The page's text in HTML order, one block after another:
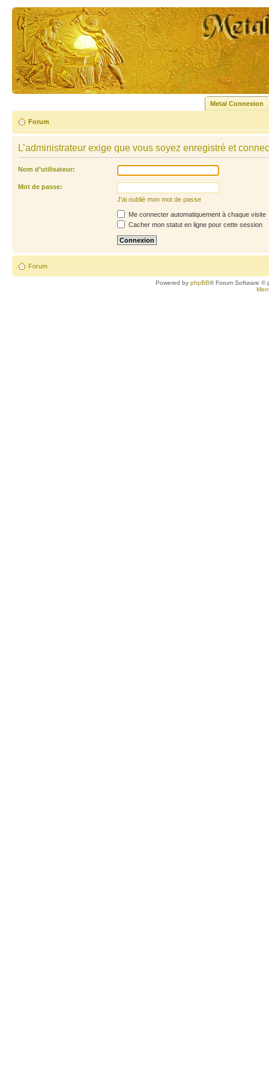
Metal Connexion
Forum
L’administrateur exige que vous soyez enregistré et
Nom d’utilisateur:
Mot de passe:
J’ai oublié mon mot de passe
Me connecter automatiquement à chaque visite
Cacher mon statut en ligne pour cette session
Forum
Powered byphpBB® Forum Software ©